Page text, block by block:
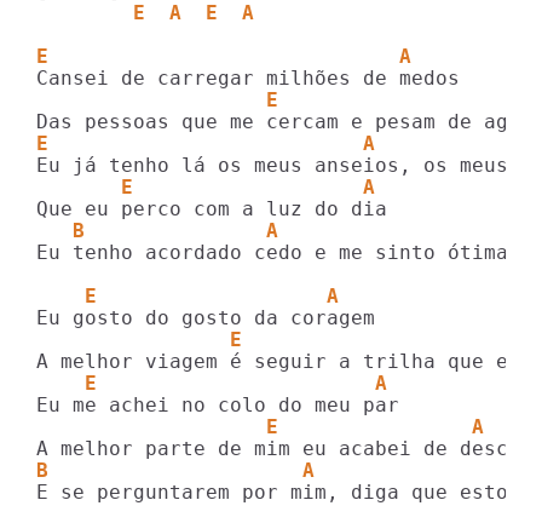
        E  A  E  A
E                             A
                   E                    A
E                          A
       E                   A
B               A
Eu tenho acordado cedo e me sinto ótima
    E                   A
E
    E                       A
                   E                A
B                     A
E se perguntarem por mim, diga que estou